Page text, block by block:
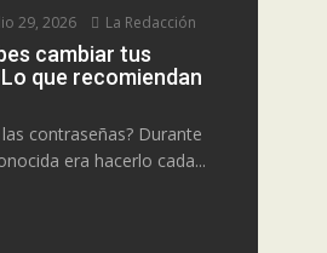
29, 2026 La Redacción
cambiar tus
que recomiendan
contraseñas? Durante
era hacerlo cada...